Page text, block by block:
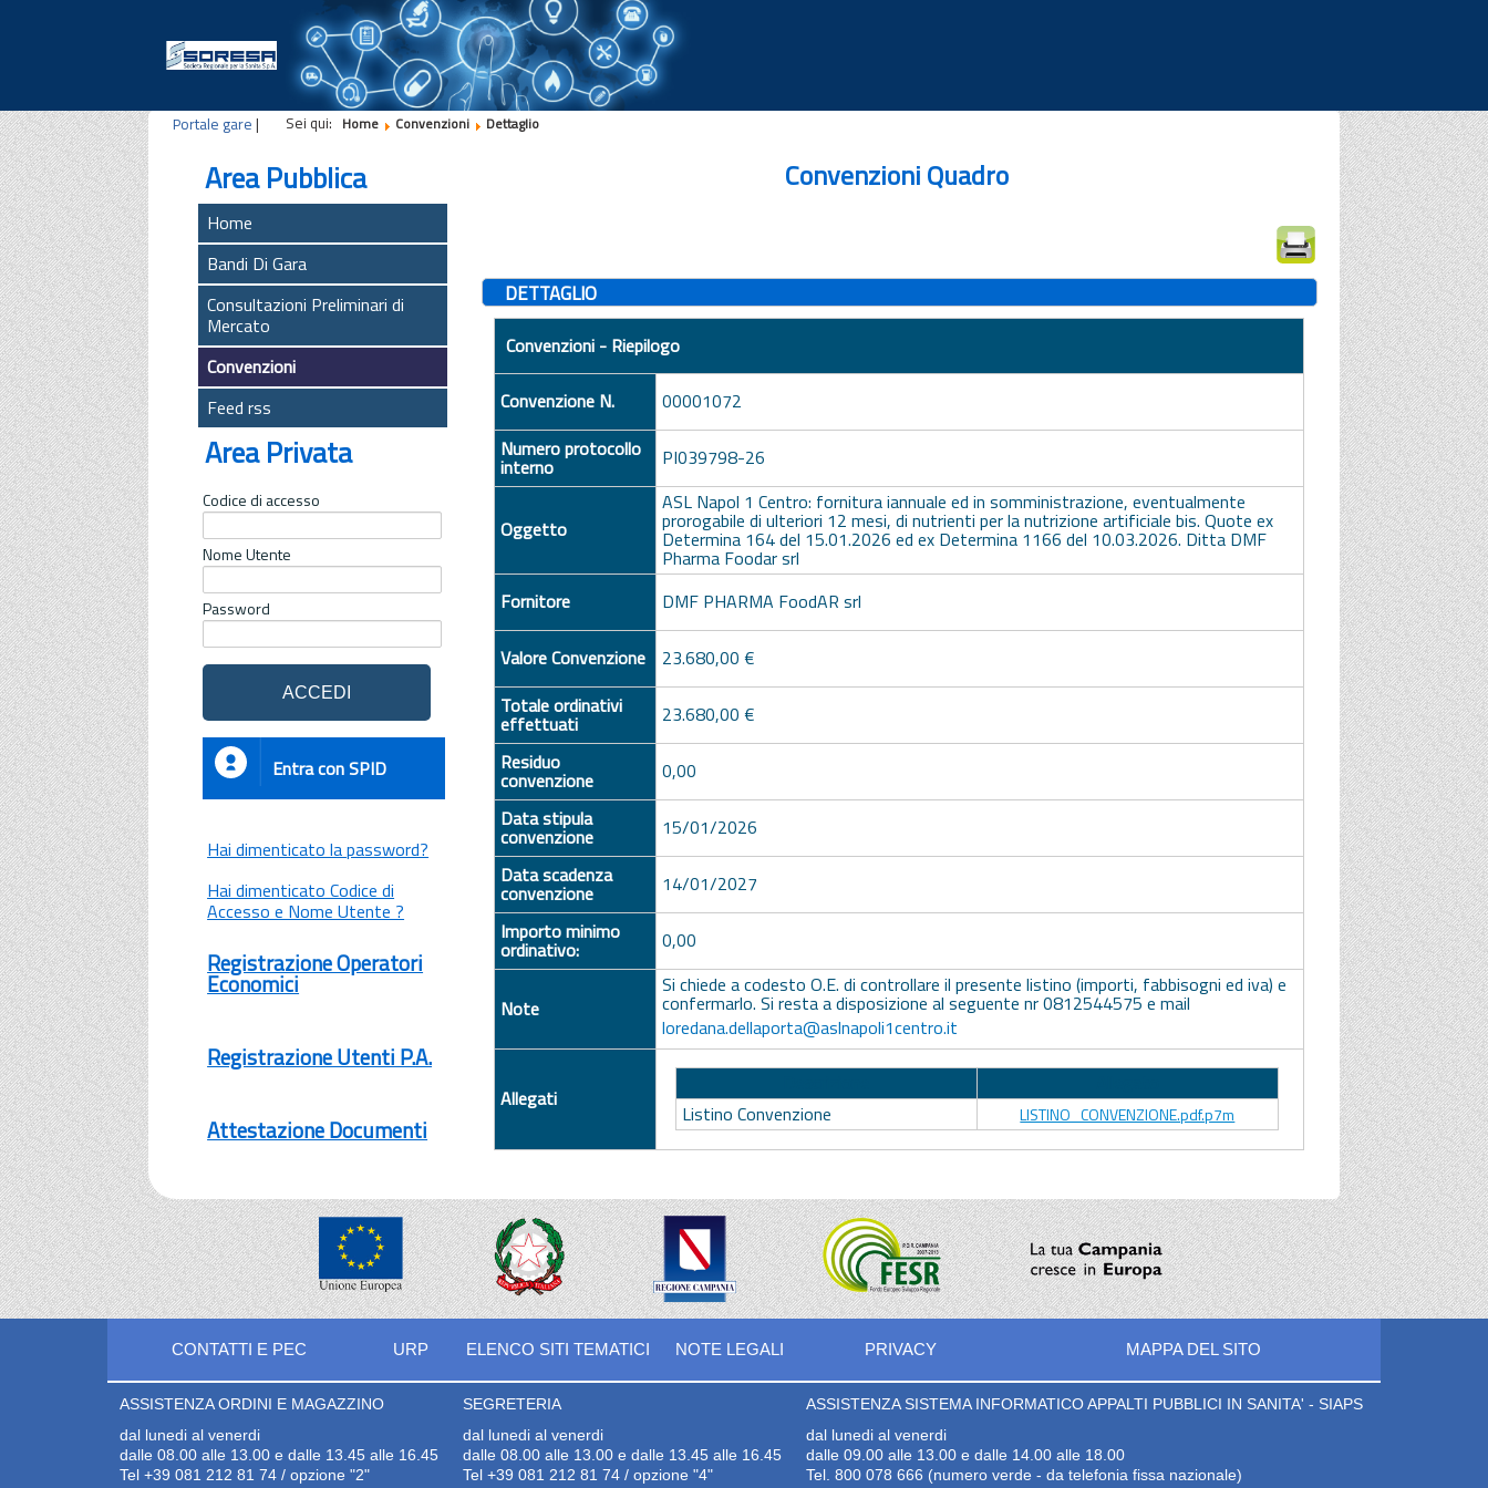
Portale gare | Sei qui: Home Convenzioni Dettaglio
Area Pubblica
Home
Bandi Di Gara
Consultazioni Preliminari di
Mercato
Convenzioni
Feed rss
Area Privata
Codice di accesso
Nome Utente
Password
Entra con SPID
Hai dimenticato la password?
Hai dimenticato Codice di
Accesso e Nome Utente ?
Registrazione Operatori
Economici
Registrazione Utenti P.A.
Attestazione Documenti
Convenzioni Quadro
DETTAGLIO
Convenzioni - Riepilogo
Convenzione N.
00001072
Numero protocollo
interno PI039798-26
Oggetto
ASL Napol 1 Centro: fornitura iannuale ed in somministrazione, eventualmente
prorogabile di ulteriori 12 mesi, di nutrienti per la nutrizione artificiale bis. Quote ex
Determina 164 del 15.01.2026 ed ex Determina 1166 del 10.03.2026. Ditta DMF
Pharma Foodar srl
Fornitore
DMF PHARMA FoodAR srl
Valore Convenzione
23.680,00 €
Totale ordinativi
effettuati
23.680,00 €
Residuo
convenzione
0,00
Data stipula
convenzione
15/01/2026
Data scadenza
convenzione
14/01/2027
Importo minimo
ordinativo: 0,00
Note
Si chiede a codesto O.E. di controllare il presente listino (importi, fabbisogni ed iva) e
confermarlo. Si resta a disposizione al seguente nr 0812544575 e mail
loredana.dellaporta@aslnapoli1centro.it
Allegati
Listino Convenzione
LISTINO_CONVENZIONE.pdf.p7m
CONTATTI E PEC URP ELENCO SITI TEMATICI NOTE LEGALI PRIVACY MAPPA DEL SITO
ASSISTENZA ORDINI E MAGAZZINO
dal lunedi al venerdi
dalle 08.00 alle 13.00 e dalle 13.45 alle 16.45
Tel +39 081 212 81 74 / opzione "2"
SEGRETERIA
dal lunedi al venerdi
dalle 08.00 alle 13.00 e dalle 13.45 alle 16.45
Tel +39 081 212 81 74 / opzione "4"
ASSISTENZA SISTEMA INFORMATICO APPALTI PUBBLICI IN SANITA' - SIAPS
dal lunedi al venerdi
dalle 09.00 alle 13.00 e dalle 14.00 alle 18.00
Tel. 800 078 666 (numero verde - da telefonia fissa nazionale)